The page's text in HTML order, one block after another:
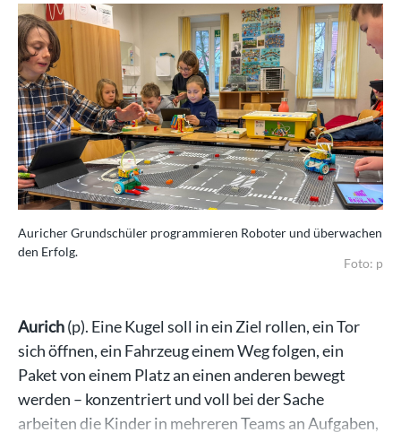
Auricher Grundschüler programmieren Roboter und überwachen
den Erfolg.
Foto: p
Aurich(p). Eine Kugel soll in ein Ziel rollen, ein Tor
sich öffnen, ein Fahrzeug einem Weg folgen, ein
Paket von einem Platz an einen anderen bewegt
werden – konzentriert und voll bei der Sache
arbeiten die Kinder in mehreren Teams an Aufgaben,